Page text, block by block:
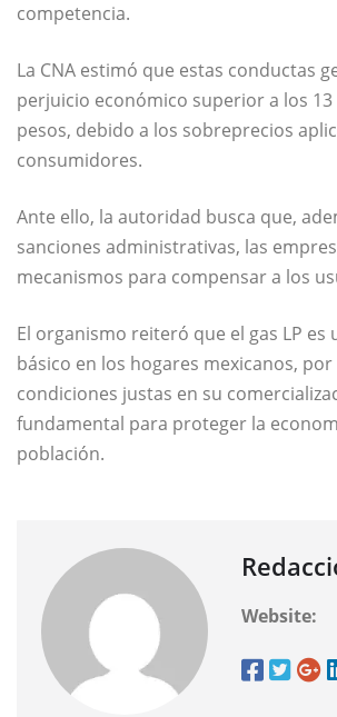
competencia.
La CNA estimó que estas conductas
perjuicio económico superior a los
pesos, debido a los sobreprecios
consumidores.
Ante ello, la autoridad busca que,
sanciones administrativas, las
mecanismos para compensar a los
El organismo reiteró que el gas LP es
básico en los hogares mexicanos,
condiciones justas en su
fundamental para proteger la
población.
Website: